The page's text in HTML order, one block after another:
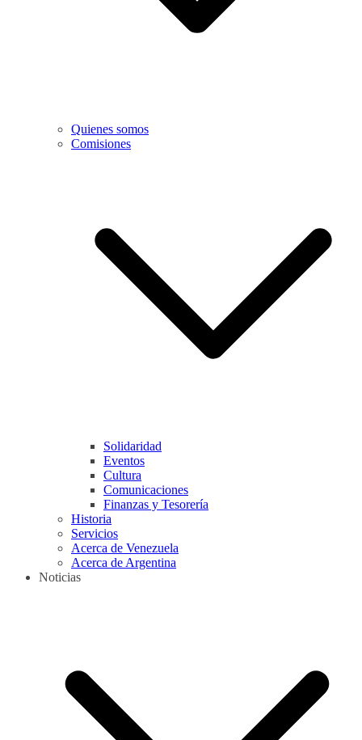
Quienes somos
Comisiones
Solidaridad
Eventos
Cultura
Comunicaciones
Finanzas y Tesorería
Historia
Servicios
Acerca de Venezuela
Acerca de Argentina
Noticias